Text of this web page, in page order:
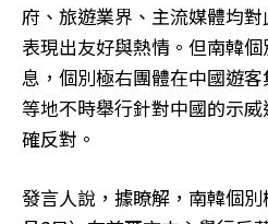
府、旅遊業界、主流媒體均
表現出友好與熱情。但南韓
息，個別極右團體在中國遊
等地不時舉行針對中國的示
確反對。
發言人說，據瞭解，南韓個